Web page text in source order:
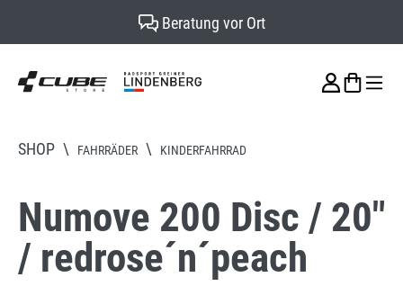
Beratung vor Ort
SHOP \ FAHRRÄDER \ KINDERFAHRRAD
Numove 200 Disc / 20"
/ redrose´n´peach